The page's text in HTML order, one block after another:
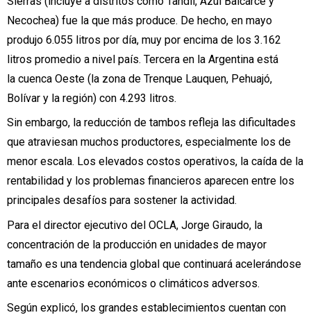
Necochea) fue la que más produce. De hecho, en mayo
produjo 6.055 litros por día, muy por encima de los 3.162
litros promedio a nivel país. Tercera en la Argentina está
la cuenca Oeste (la zona de Trenque Lauquen, Pehuajó,
Bolívar y la región) con 4.293 litros.
Sin embargo, la reducción de tambos refleja las dificultades
que atraviesan muchos productores, especialmente los de
menor escala. Los elevados costos operativos, la caída de la
rentabilidad y los problemas financieros aparecen entre los
principales desafíos para sostener la actividad.
Para el director ejecutivo del OCLA, Jorge Giraudo, la
concentración de la producción en unidades de mayor
tamaño es una tendencia global que continuará acelerándose
ante escenarios económicos o climáticos adversos.
Según explicó, los grandes establecimientos cuentan con